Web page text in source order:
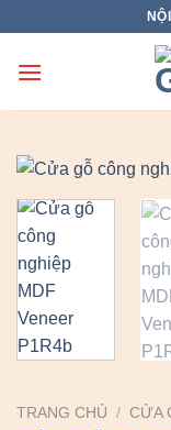
content
TRANG CHỦ / CỬA